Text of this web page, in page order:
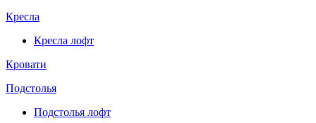
Кресла
Кресла лофт
Кровати
Подстолья
Подстолья лофт